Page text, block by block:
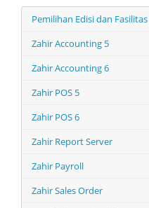
Pemilihan Edisi dan Fasilitas
Zahir Accounting 5
Zahir Accounting 6
Zahir POS 5
Zahir POS 6
Zahir Report Server
Zahir Payroll
Zahir Sales Order